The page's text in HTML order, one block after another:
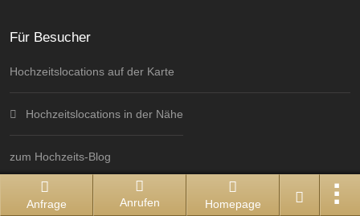
Anfrage Anrufen Homepage
Für Besucher
Hochzeitslocations auf der Karte
Hochzeitslocations in der Nähe
zum Hochzeits-Blog
Gewinnspiele